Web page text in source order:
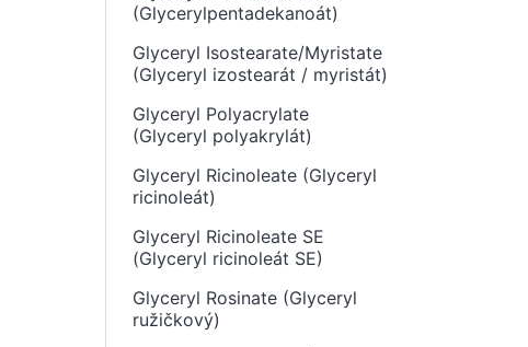
(Glycerylpentadekanoát)
Glyceryl Isostearate/Myristate
(Glyceryl izostearát / myristát)
Glyceryl Polyacrylate
(Glyceryl polyakrylát)
Glyceryl Ricinoleate (Glyceryl
ricinoleát)
Glyceryl Ricinoleate SE
(Glyceryl ricinoleát SE)
Glyceryl Rosinate (Glyceryl
ružičkový)